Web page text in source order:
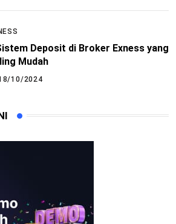
Deposit di Broker Exness yang
Mudah
10/2024